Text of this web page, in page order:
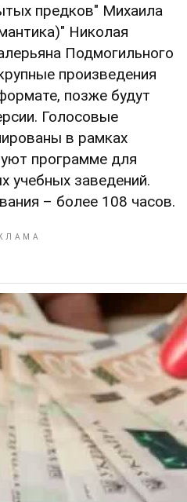
предков" Михаила
Николая
Подмогильного
произведения
позже будут
Голосовые
в рамках
программе для
учебных заведений.
– более 108 часов.